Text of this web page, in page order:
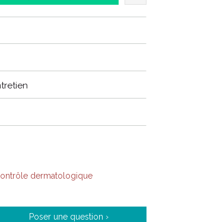
conçus pour être portés
patientes dans toutes leurs
les produitsSOYANCE.
dermatologique
Poser une question ›